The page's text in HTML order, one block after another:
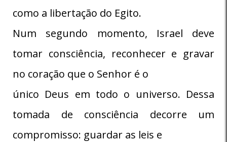
como a libertação do Egito.
Num segundo momento, Israel deve
tomar consciência, reconhecer e gravar
no coração que o Senhor é o
único Deus em todo o universo. Dessa
tomada de consciência decorre um
compromisso: guardar as leis e